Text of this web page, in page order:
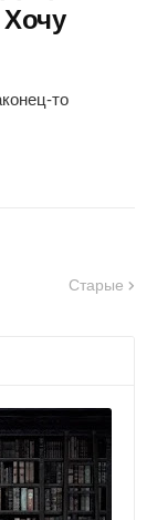
то
Старые